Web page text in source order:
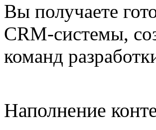
Вы получаете
CRM-системы,
команд
Наполнение